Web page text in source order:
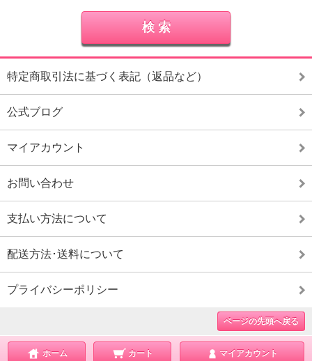
特定商取引法に基づく表記（返品など）
公式ブログ
マイアカウント
お問い合わせ
支払い方法について
配送方法･送料について
プライバシーポリシー
ページの先頭へ戻る
ホーム カート マイアカウント